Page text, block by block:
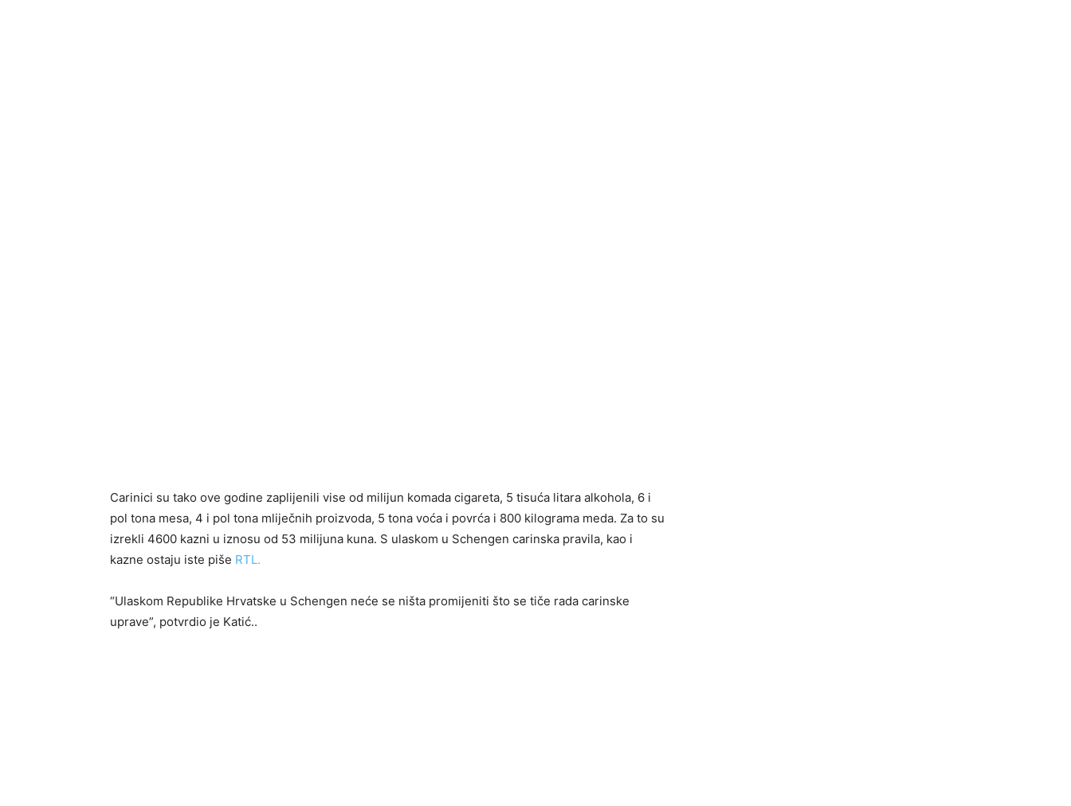
Carinici su tako ove godine zaplijenili vise od milijun komada cigareta, 5 tisuća litara alkohola, 6 i
pol tona mesa, 4 i pol tona mliječnih proizvoda, 5 tona voća i povrća i 800 kilograma meda. Za to su
izrekli 4600 kazni u iznosu od 53 milijuna kuna. S ulaskom u Schengen carinska pravila, kao i
kazne ostaju iste piše RTL.
“Ulaskom Republike Hrvatske u Schengen neće se ništa promijeniti što se tiče rada carinske
uprave”, potvrdio je Katić..